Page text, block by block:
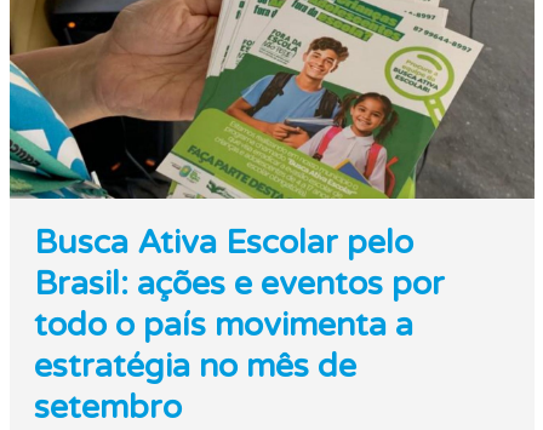
Busca Ativa Escolar pelo
Brasil: ações e eventos por
todo o país movimenta a
estratégia no mês de
setembro